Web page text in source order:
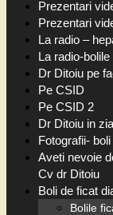
Prezentari
Prezentari
La radio –
La radio-
Dr Ditoiu pe
Pe CSID
Pe CSID 2
Dr Ditoiu in
Fotografii- boli
Aveti nevoie
Cv dr Ditoiu
Boli de ficat
Bolile